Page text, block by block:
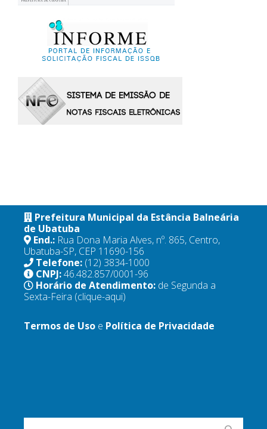
Prefeitura Municipal da Estância Balneária
de Ubatuba
End.: Rua Dona Maria Alves, nº. 865, Centro,
Ubatuba-SP, CEP 11690-156
Telefone: (12) 3834-1000
CNPJ:46.482.857/0001-96
Horário de Atendimento: de Segunda a
Sexta-Feira (clique-aqui)
Termos de Uso e Política de Privacidade